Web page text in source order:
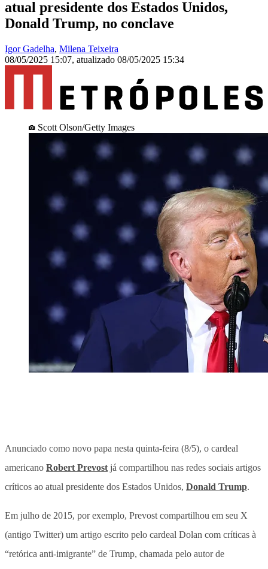
atual presidente dos Estados Unidos,
Donald Trump, no conclave
Igor Gadelha, Milena Teixeira
08/05/2025 15:07, atualizado 08/05/2025 15:34
Scott Olson/Getty Images
Anunciado como novo papa nesta quinta-feira (8/5), o cardeal
americano Robert Prevost já compartilhou nas redes sociais artigos
críticos ao atual presidente dos Estados Unidos, Donald Trump.
Em julho de 2015, por exemplo, Prevost compartilhou em seu X
(antigo Twitter) um artigo escrito pelo cardeal Dolan com críticas à
“retórica anti-imigrante” de Trump, chamada pelo autor de